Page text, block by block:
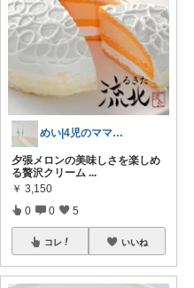
めい|4児のママおすすめ
夕張メロンの美味しさを楽しめ
る贅沢クリーム ...
￥ 3,150
0 0 5
コレ いいね